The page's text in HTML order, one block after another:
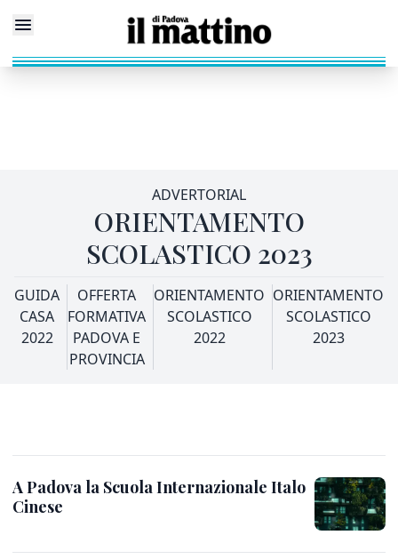
ADVERTORIAL
ORIENTAMENTO
SCOLASTICO 2023
GUIDA
CASA
2022
OFFERTA
FORMATIVA
PADOVA E
PROVINCIA
ORIENTAMENTO
SCOLASTICO
2022
ORIENTAMENTO
SCOLASTICO
2023
A Padova la Scuola Internazionale Italo
Cinese